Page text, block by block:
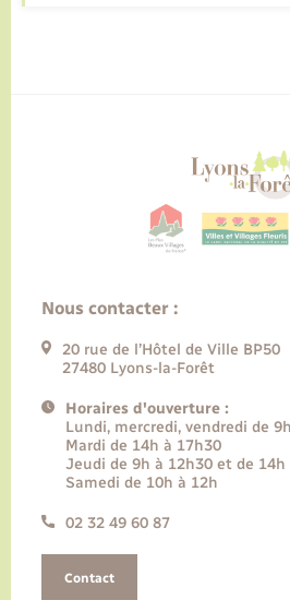
Nous contacter :
20 rue de l’Hôtel de Ville BP50
27480 Lyons-la-Forêt
Horaires d'ouverture :
Lundi, mercredi, vendredi de
Mardi de 14h à 17h30
Jeudi de 9h à 12h30 et de 14h
Samedi de 10h à 12h
02 32 49 60 87
Contact